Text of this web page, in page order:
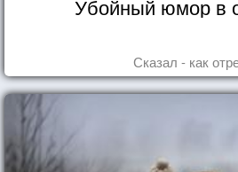
Убойный юмор в
Сказал - как